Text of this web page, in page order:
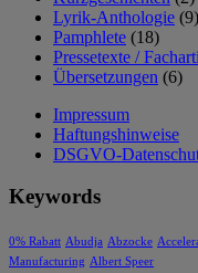
Lyrik-Anthologie (9)
Pamphlete (18)
Pressetexte /
Übersetzungen (6)
Impressum
Haftungshinweise
DSGVO-
Keywords
0% Rabatt Abudja Abzocke
Manufacturing Albert Speer